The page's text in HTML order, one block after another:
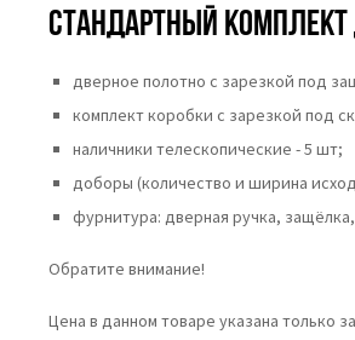
Стандартный комплект
дверное полотно с зарезкой под
комплект коробки с зарезкой под
наличники телескопические - 5 шт;
доборы (количество и ширина
фурнитура: дверная ручка,
Обратите внимание!
Цена в данном товаре указана только